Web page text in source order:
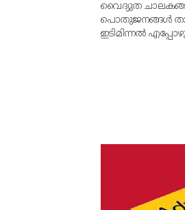
വൈദ്യുത
പൊതുജനങ്ങള്‍
ഇടിമിന്നല്‍